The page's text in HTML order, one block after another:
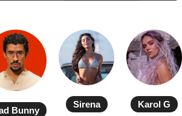
Bunny
Sirena Karol G